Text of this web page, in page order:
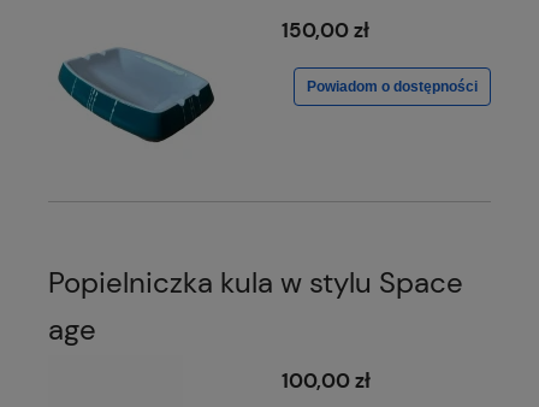
150,00 zł
Powiadom o dostępności
Popielniczka kula w stylu Space
age
100,00 zł